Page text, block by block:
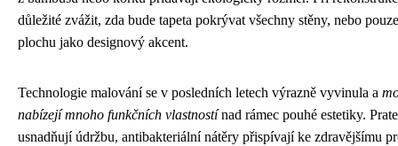
důležité zvážit, zda bude tapeta pokrývat všechny stěny, nebo
plochu jako designový akcent.
Technologie malování se v posledních letech výrazně vyvinula a
nabízejí mnoho funkčních vlastnostínad rámec pouhé estetiky.
usnadňují údržbu, antibakteriální nátěry přispívají ke zdravějšímu